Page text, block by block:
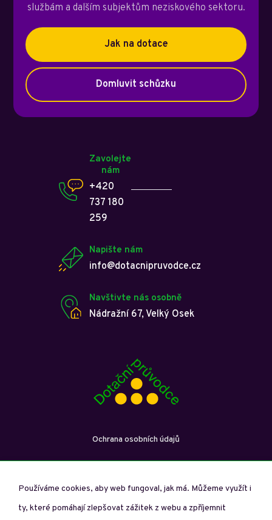
službám a dalším subjektům neziskového sektoru.
Jak na dotace
Domluvit schůzku
Zavolejte
nám
+420
737 180
259
Napište nám
info@dotacnipruvodce.cz
Navštivte nás osobně
Nádražní 67, Velký Osek
Ochrana osobních údajů
Používáme cookies, aby web fungoval, jak má. Můžeme využít i
ty, které pomáhají zlepšovat zážitek z webu a zpříjemnit